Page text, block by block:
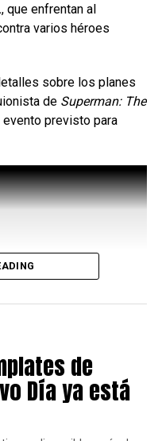
de
el
la
a
detalles
, que enfrentan al
varios héroes
sobre los planes
de Superman: The
evento previsto para
de
Día ya está